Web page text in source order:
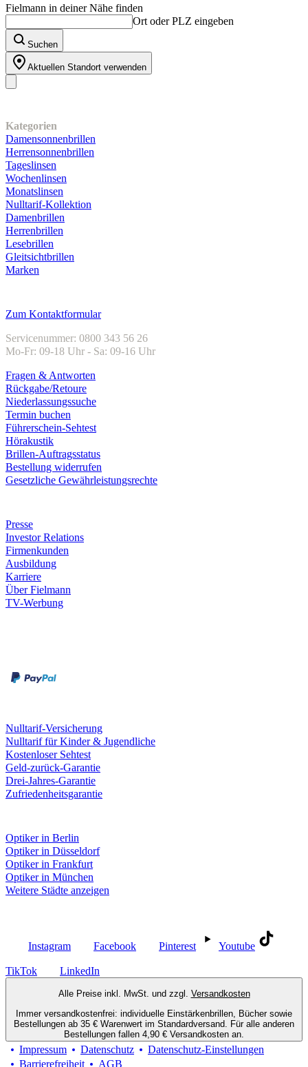
Fielmann in deiner Nähe finden
Ort oder PLZ eingeben
Suchen
Aktuellen Standort verwenden
Kategorien
Damensonnenbrillen
Herrensonnenbrillen
Tageslinsen
Wochenlinsen
Monatslinsen
Nulltarif-Kollektion
Damenbrillen
Herrenbrillen
Lesebrillen
Gleitsichtbrillen
Marken
Zum Kontaktformular
Servicenummer: 0800 343 56 26
Mo-Fr: 09-18 Uhr - Sa: 09-16 Uhr
Fragen & Antworten
Rückgabe/Retoure
Niederlassungssuche
Termin buchen
Führerschein-Sehtest
Hörakustik
Brillen-Auftragsstatus
Bestellung widerrufen
Gesetzliche Gewährleistungsrechte
Presse
Investor Relations
Firmenkunden
Ausbildung
Karriere
Über Fielmann
TV-Werbung
Nulltarif-Versicherung
Nulltarif für Kinder & Jugendliche
Kostenloser Sehtest
Geld-zurück-Garantie
Drei-Jahres-Garantie
Zufriedenheitsgarantie
Optiker in Berlin
Optiker in Düsseldorf
Optiker in Frankfurt
Optiker in München
Weitere Städte anzeigen
Instagram Facebook Pinterest Youtube
TikTok LinkedIn
Alle Preise inkl. MwSt. und zzgl. Versandkosten
Immer versandkostenfrei: individuelle Einstärkenbrillen, Bücher sowie
Bestellungen ab 35 € Warenwert im Standardversand. Für alle anderen
Bestellungen fallen 4,90 € Versandkosten an.
Impressum Datenschutz
Datenschutz-Einstellungen
Barrierefreiheit
AGB